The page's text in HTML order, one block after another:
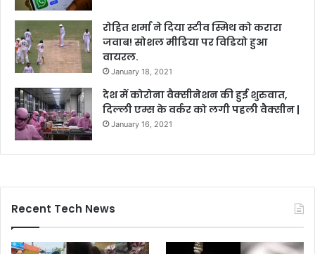
रोहित शर्मा ने दिया स्टीव स्मिथ को करारा
जवाब! सोशल मीडिया पर विडियो हुआ
वायरल.
January 18, 2021
देश में कोरोना वैक्सीनेशन की हुई शुरुवात,
दिल्ली एम्स के वर्कर को लगी पहली वैक्सीन |
January 16, 2021
Recent Tech News